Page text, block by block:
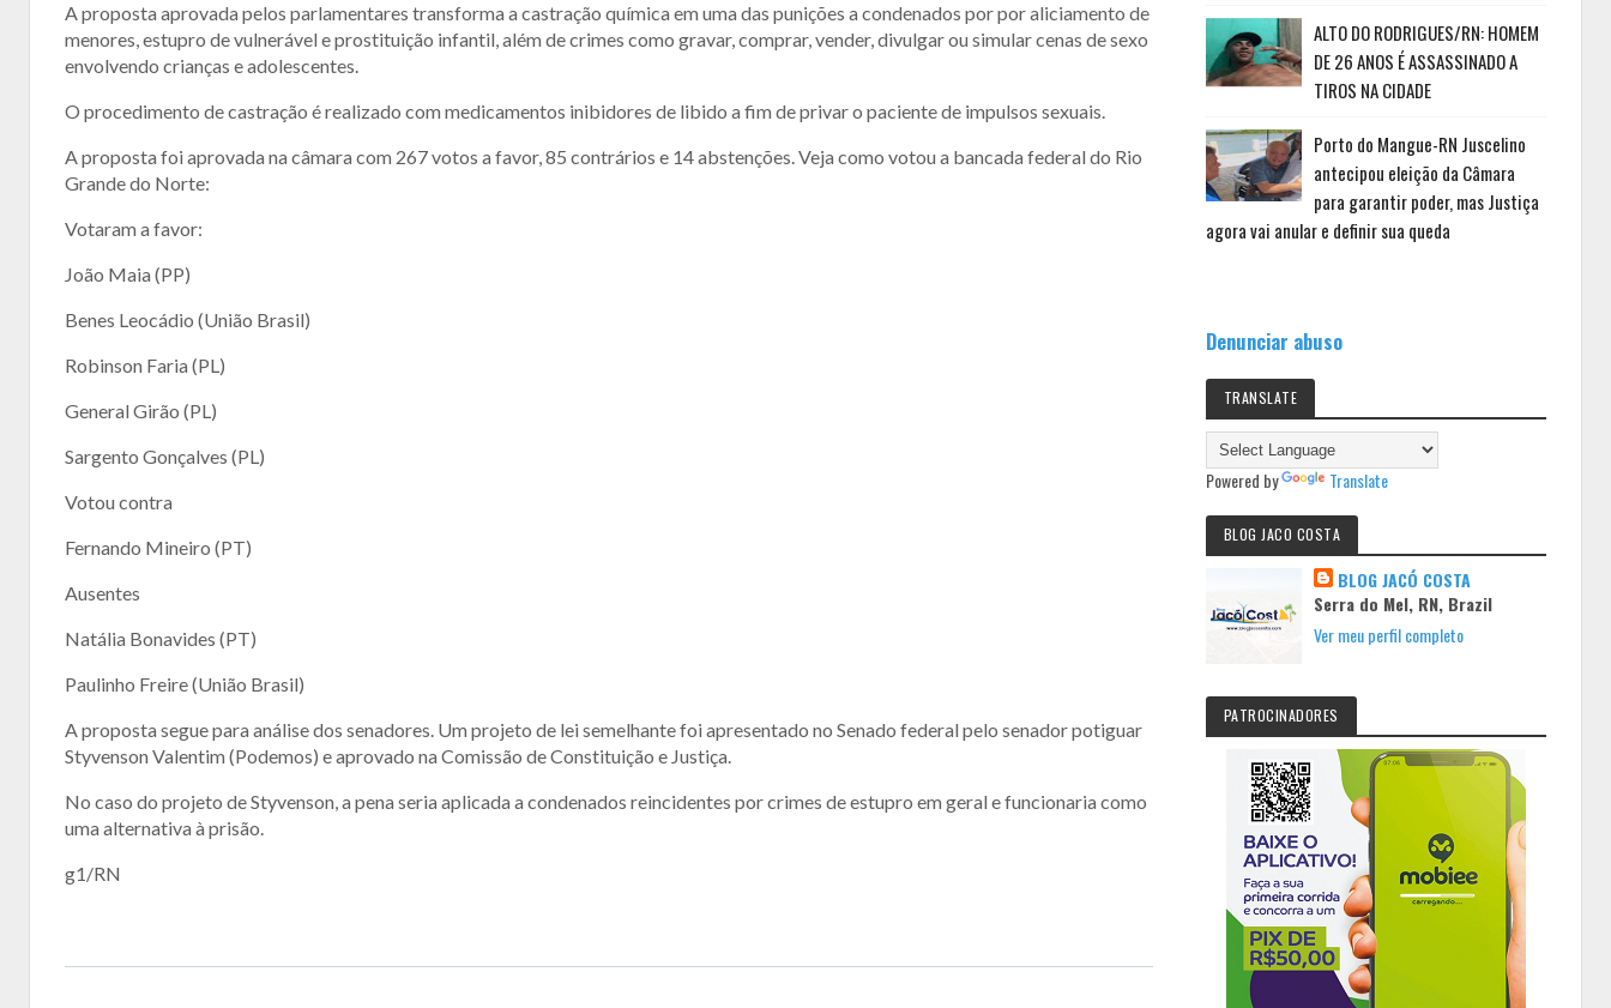
A proposta aprovada pelos parlamentares transforma a castração química em uma das punições a condenados por por aliciamento de
menores, estupro de vulnerável e prostituição infantil, além de crimes como gravar, comprar, vender, divulgar ou simular cenas de sexo
envolvendo crianças e adolescentes.
O procedimento de castração é realizado com medicamentos inibidores de libido a fim de privar o paciente de impulsos sexuais.
A proposta foi aprovada na câmara com 267 votos a favor, 85 contrários e 14 abstenções. Veja como votou a bancada federal do Rio
Grande do Norte:
Votaram a favor:
João Maia (PP)
Benes Leocádio (União Brasil)
Robinson Faria (PL)
General Girão (PL)
Sargento Gonçalves (PL)
Votou contra
Fernando Mineiro (PT)
Ausentes
Natália Bonavides (PT)
Paulinho Freire (União Brasil)
A proposta segue para análise dos senadores. Um projeto de lei semelhante foi apresentado no Senado federal pelo senador potiguar
Styvenson Valentim (Podemos) e aprovado na Comissão de Constituição e Justiça.
No caso do projeto de Styvenson, a pena seria aplicada a condenados reincidentes por crimes de estupro em geral e funcionaria como
uma alternativa à prisão.
g1/RN
ALTO DO RODRIGUES/RN: HOMEM
DE 26 ANOS É ASSASSINADO A
TIROS NA CIDADE
Porto do Mangue-RN Juscelino
antecipou eleição da Câmara
para garantir poder, mas Justiça
agora vai anular e definir sua queda
Denunciar abuso
TRANSLATE
Powered by Translate
BLOG JACO COSTA
BLOG JACÓ COSTA
Serra do Mel, RN, Brazil
Ver meu perfil completo
PATROCINADORES